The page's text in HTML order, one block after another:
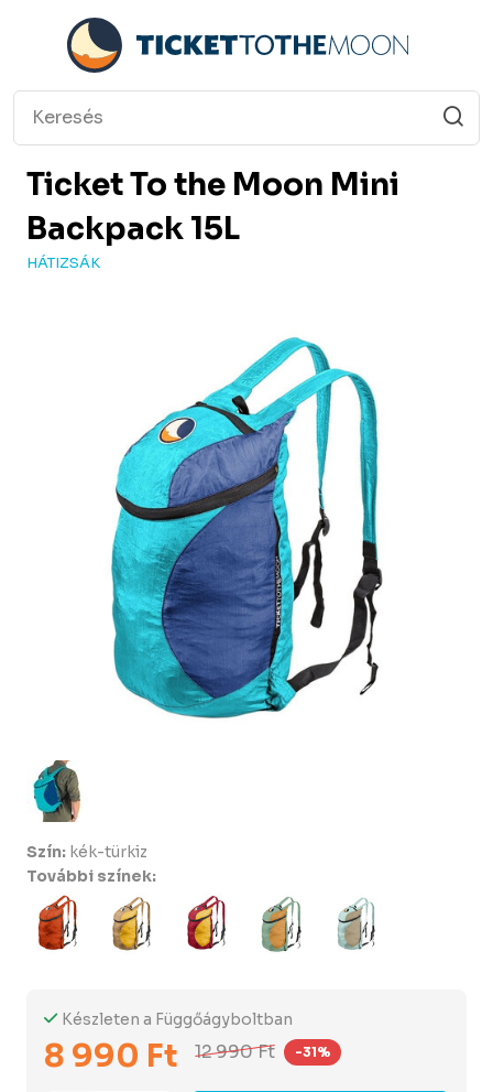
Ticket To the Moon Mini
Backpack 15L
HÁTIZSÁK
Készleten a Függőágyboltban
8 990 Ft 12 990 Ft -31%
Szín: kék-türkiz
További színek: